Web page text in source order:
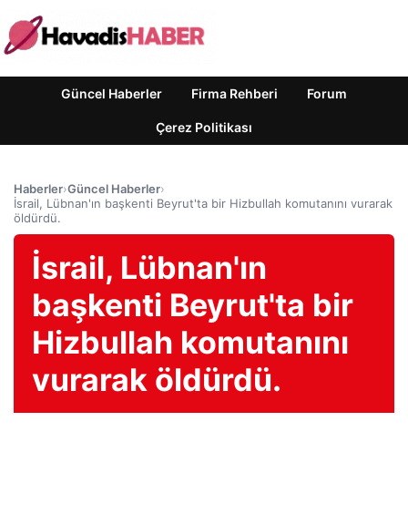
Güncel Haberler Firma Rehberi Forum
Çerez Politikası
Haberler›Güncel Haberler›
İsrail, Lübnan'ın başkenti Beyrut'ta bir Hizbullah komutanını vurarak
öldürdü.
İsrail, Lübnan'ın
başkenti Beyrut'ta bir
Hizbullah komutanını
vurarak öldürdü.